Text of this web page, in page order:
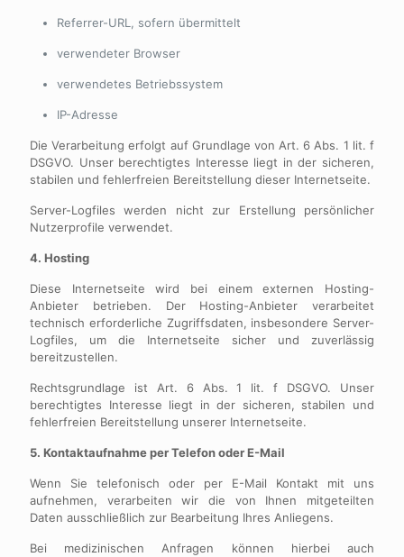
Referrer-URL, sofern übermittelt
verwendeter Browser
verwendetes Betriebssystem
IP-Adresse
Die Verarbeitung erfolgt auf Grundlage von Art. 6 Abs. 1 lit. f
DSGVO. Unser berechtigtes Interesse liegt in der sicheren,
stabilen und fehlerfreien Bereitstellung dieser Internetseite.
Server-Logfiles werden nicht zur Erstellung persönlicher
Nutzerprofile verwendet.
4. Hosting
Diese Internetseite wird bei einem externen Hosting-
Anbieter betrieben. Der Hosting-Anbieter verarbeitet
technisch erforderliche Zugriffsdaten, insbesondere Server-
Logfiles, um die Internetseite sicher und zuverlässig
bereitzustellen.
Rechtsgrundlage ist Art. 6 Abs. 1 lit. f DSGVO. Unser
berechtigtes Interesse liegt in der sicheren, stabilen und
fehlerfreien Bereitstellung unserer Internetseite.
5. Kontaktaufnahme per Telefon oder E-Mail
Wenn Sie telefonisch oder per E-Mail Kontakt mit uns
aufnehmen, verarbeiten wir die von Ihnen mitgeteilten
Daten ausschließlich zur Bearbeitung Ihres Anliegens.
Bei medizinischen Anfragen können hierbei auch